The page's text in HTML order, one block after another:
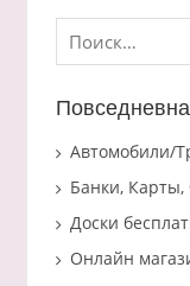
Найти:
Автомобили/
Банки,
Доски
Онлайн